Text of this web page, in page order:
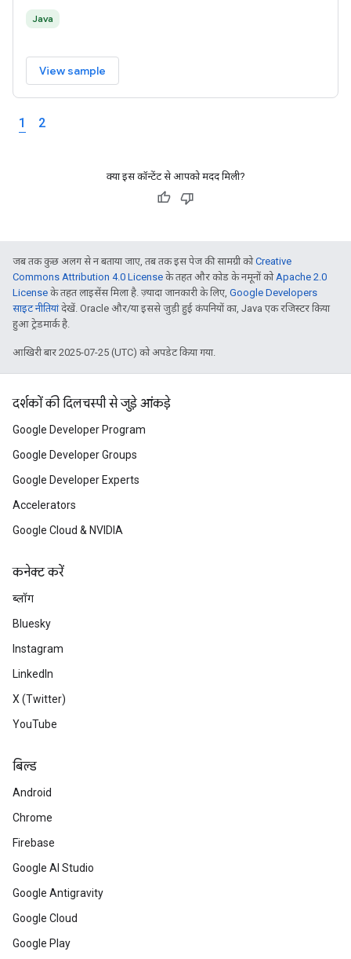
Java
View sample
1 2
क्या इस कॉन्टेंट से आपको मदद मिली?
जब तक कुछ अलग से न बताया जाए, तब तक इस पेज की सामग्री कोCreative
Commons Attribution 4.0 License के तहत और कोड के नमूनों कोApache 2.0
License के तहत लाइसेंस मिला है. ज़्यादा जानकारी के लिए, Google Developers
साइट नीतियांदेखें. Oracle और/या इससे जुड़ी हुई कंपनियों का, Java एक रजिस्टर किया
हुआ ट्रेडमार्क है.
आखिरी बार 2025-07-25 (UTC) को अपडेट किया गया.
दर्शकों की दिलचस्पी से जुड़े आंकड़े
Google Developer Program
Google Developer Groups
Google Developer Experts
Accelerators
Google Cloud & NVIDIA
कनेक्ट करें
ब्लॉग
Bluesky
Instagram
LinkedIn
X (Twitter)
YouTube
बिल्ड
Android
Chrome
Firebase
Google AI Studio
Google Antigravity
Google Cloud
Google Play